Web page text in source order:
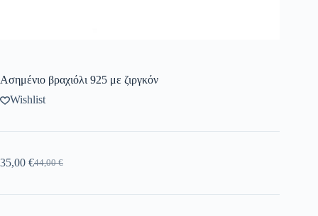
Ασημένιο βραχιόλι 925 με ζιργκόν
Wishlist
44,00€
35,00 €